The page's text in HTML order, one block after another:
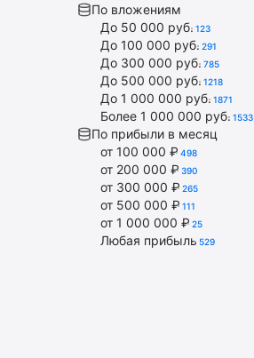
По вложениям
До 50 000 руб. 123
До 100 000 руб. 291
До 300 000 руб. 785
До 500 000 руб. 1218
До 1 000 000 руб. 1871
Более 1 000 000 руб. 1533
По прибыли в месяц
от 100 000 ₽ 498
от 200 000 ₽ 390
от 300 000 ₽ 265
от 500 000 ₽ 111
от 1 000 000 ₽ 25
Любая прибыль 529